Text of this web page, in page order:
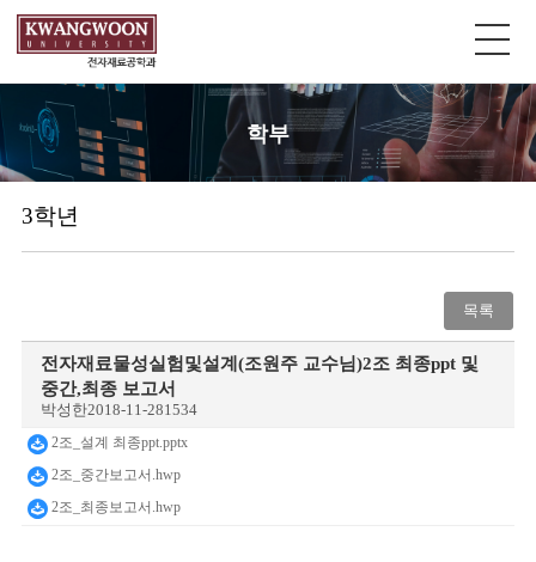
학부
3학년
목록
전자재료물성실험및설계(조원주 교수님)2조 최종ppt 및
중간,최종 보고서
박성한2018-11-281534
2조_설계 최종ppt.pptx
2조_중간보고서.hwp
2조_최종보고서.hwp